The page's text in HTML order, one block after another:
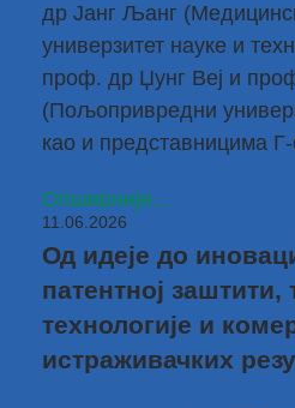
др Јанг Љанг
универзитет науке и
проф. др Џунг Веј и
(Пољопривредни
као и представницима Г-
Опширније...
11.06.2026
Од идеје до
патентној
технологије и
истраживачких